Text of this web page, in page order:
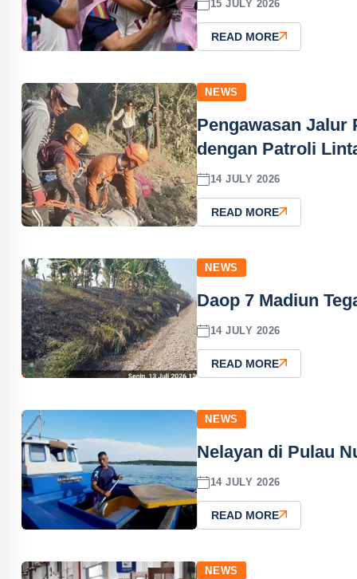
15 JULY 2026
READ MORE
NEWS
Pengawasan Jalur
dengan Patroli
14 JULY 2026
READ MORE
NEWS
Daop 7 Madiun
14 JULY 2026
READ MORE
NEWS
Nelayan di Pulau
14 JULY 2026
READ MORE
NEWS